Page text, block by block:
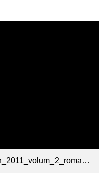
natura-partea_2.pdf